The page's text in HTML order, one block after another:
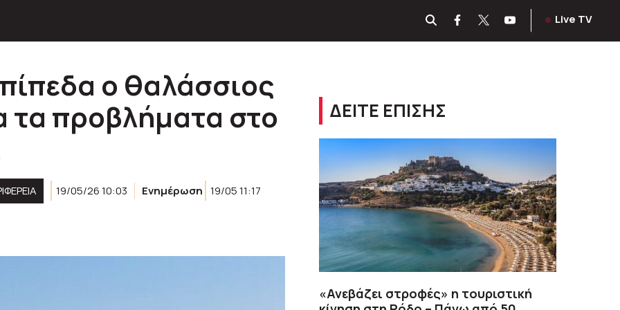
Live TV
ο θαλάσσιος
τα προβλήματα στο
19/05/26 10:03 Ενημέρωση 19/05 11:17
ΔΕΙΤΕ ΕΠΙΣΗΣ
«Ανεβάζει στροφές» η τουριστική